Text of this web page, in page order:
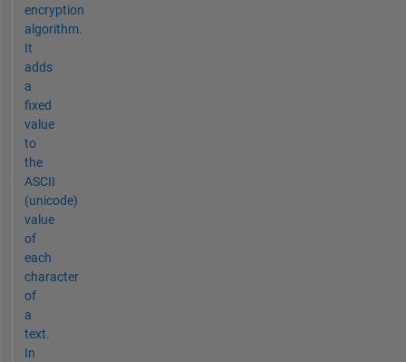
encryption
algorithm.
It
adds
a
fixed
value
to
the
ASCII
(unicode)
value
of
each
character
of
a
text.
In